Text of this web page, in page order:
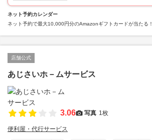
ネット予約カレンダー
ネット予約で最大10,000円分のAmazonギフトカードが当たる！
店舗公式
あじさいホ－ムサービス
3.06 写真 1枚
便利屋・代行サービス